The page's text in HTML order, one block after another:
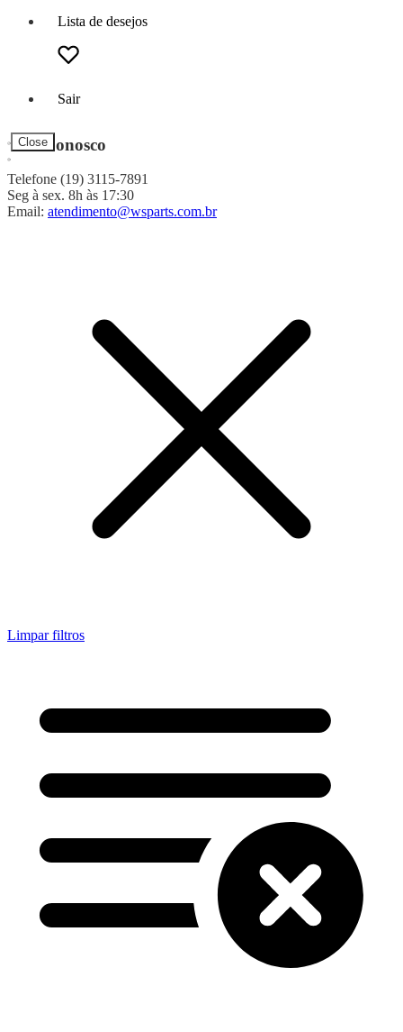
Lista de desejos
Sair
Close
Fale Conosco
Telefone (19) 3115-7891
Seg à sex. 8h às 17:30
Email: atendimento@wsparts.com.br
Limpar filtros